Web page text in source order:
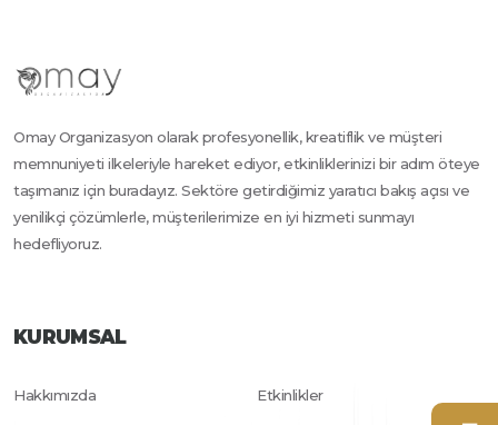
Omay Organizasyon olarak profesyonellik, kreatiflik ve müşteri
memnuniyeti ilkeleriyle hareket ediyor, etkinliklerinizi bir adım öteye
taşımanız için buradayız. Sektöre getirdiğimiz yaratıcı bakış açısı ve
yenilikçi çözümlerle, müşterilerimize en iyi hizmeti sunmayı
hedefliyoruz.
KURUMSAL
Hakkımızda Etkinlikler